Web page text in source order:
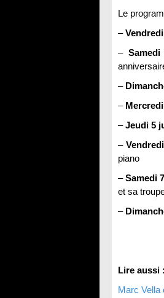
Le
–Vendredi
–
–
–
–Jeudi 5
–
piano
–Samedi
et sa
–
Lire aussi :
Marc Vella